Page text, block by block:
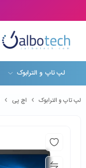
لپ تاپ و الترابوک
لپ تاپ و الترابوک اچ پی